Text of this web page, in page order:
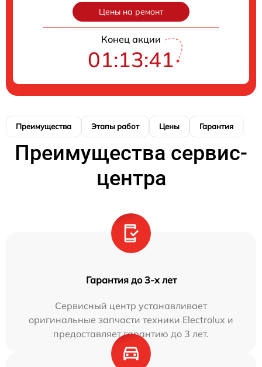
Цены на ремонт
Конец акции
01:13:40
Преимущества Этапы работ Цены Гарантия
Преимущества сервис-
центра
Гарантия до 3-х лет
Сервисный центр устанавливает
оригинальные запчасти техники Electrolux и
предоставляет гарантию до 3 лет.